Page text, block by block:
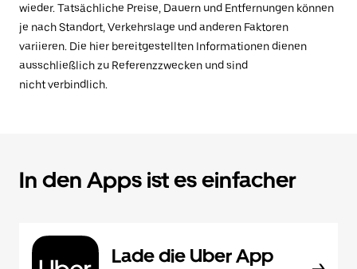
wieder. Tatsächliche Preise, Dauern und Entfernungen können
je nach Standort, Verkehrslage und anderen Faktoren
variieren. Die hier bereitgestellten Informationen dienen
ausschließlich zu Referenzzwecken und sind
nicht verbindlich.
In den Apps ist es einfacher
Lade die Uber App